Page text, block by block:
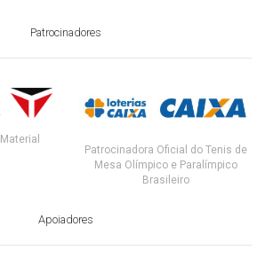
Patrocinadores
Patrocinadora Oficial do Tenis de
Mesa Olímpico e Paralímpico
Brasileiro
Apoiadores